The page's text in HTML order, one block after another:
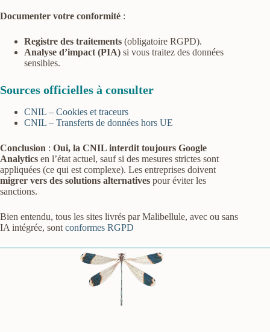
Documenter votre conformité :
Registre des traitements (obligatoire RGPD).
Analyse d’impact (PIA) si vous traitez des données
sensibles.
Sources officielles à consulter
CNIL – Cookies et traceurs
CNIL – Transferts de données hors UE
Conclusion : Oui, la CNIL interdit toujours Google
Analytics en l’état actuel, sauf si des mesures strictes sont
appliquées (ce qui est complexe). Les entreprises doivent
migrer vers des solutions alternatives pour éviter les
sanctions.
Bien entendu, tous les sites livrés par Malibellule, avec ou sans
IA intégrée, sont conformes RGPD